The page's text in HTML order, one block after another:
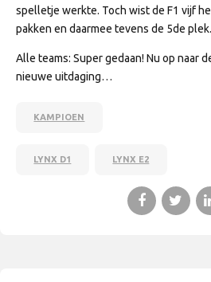
spelletje werkte. Toch wist de F1 vijf
pakken en daarmee tevens de 5de plek.
Alle teams: Super gedaan! Nu op naar
nieuwe uitdaging…
KAMPIOEN
LYNX D1 LYNX E2